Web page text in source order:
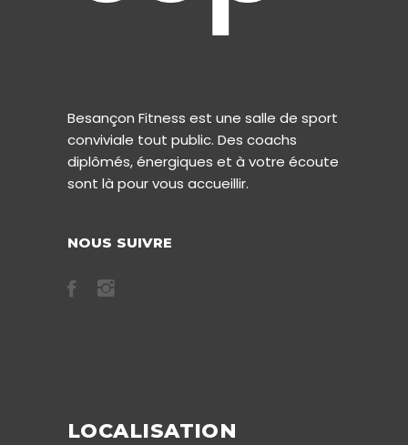
Besançon Fitness est une salle de sport
conviviale tout public. Des coachs
diplômés, énergiques et à votre écoute
sont là pour vous accueillir.
NOUS SUIVRE
LOCALISATION